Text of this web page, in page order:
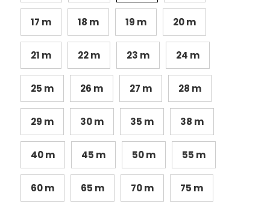
17 m 18 m 19 m 20 m
21 m 22 m 23 m 24 m
25 m 26 m 27 m 28 m
29 m 30 m 35 m 38 m
40 m 45 m 50 m 55 m
60 m 65 m 70 m 75 m